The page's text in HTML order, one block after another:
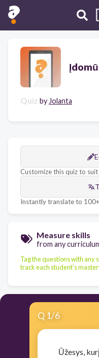
Quiz by Jolanta
Customize this quiz to
Instantly translate to
Measure skills
from any
Tag the questions with any
track each student's
Q 1/6
Ūžesys,